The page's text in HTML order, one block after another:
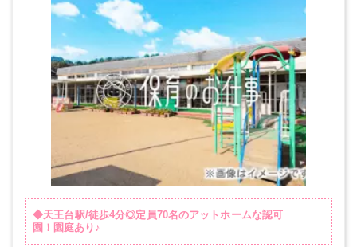
◆天王台駅/徒歩4分◎定員70名のアットホームな認可
園！園庭あり♪